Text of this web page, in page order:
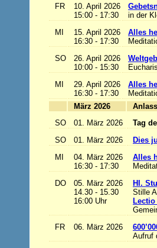
FR
10. April 2026
15:00 - 17:30
in der
MI
15. April 2026
16:30 - 17:30
Alles
SO
26. April 2026
10:00 - 15:30
MI
29. April 2026
16:30 - 17:30
Alles
März 2026
SO
01. März 2026
Tag
SO
01. März 2026
Dies
MI
04. März 2026
16:30 - 17:30
Alles
DO
05. März 2026
14.30 - 15.30
16:00 Uhr
Hl.
Stille
FR
06. März 2026
Aufruf